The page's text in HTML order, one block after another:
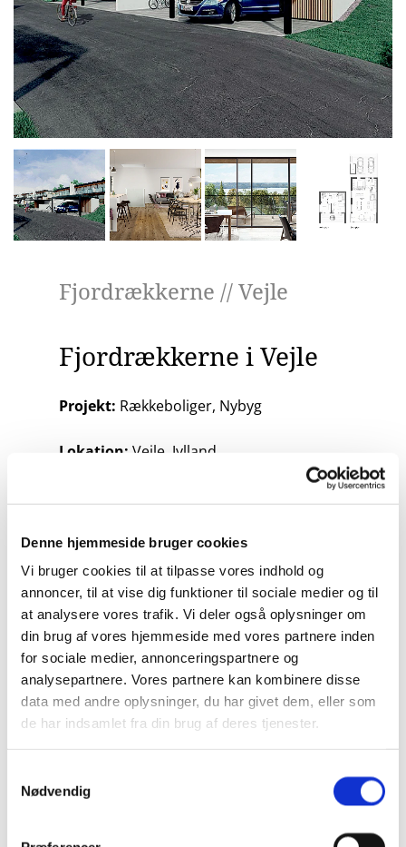
Denne hjemmeside bruger cookies
Vi bruger cookies til at tilpasse vores indhold og
annoncer, til at vise dig funktioner til sociale medier og til
at analysere vores trafik. Vi deler også oplysninger om
din brug af vores hjemmeside med vores partnere inden
for sociale medier, annonceringspartnere og
analysepartnere. Vores partnere kan kombinere disse
data med andre oplysninger, du har givet dem, eller som
de har indsamlet fra din brug af deres tjenester.
Nødvendig
Fjordrækkerne // Vejle
Fjordrækkerne i Vejle
Projekt: Rækkeboliger, Nybyg
Lokation: Vejle, Jylland
Omfang:3950 kvm
Status:Realiseret 2023
Samarbejdspartmere:REKA Group A/S, Oluf
Jørgensen A/s, K.G. Hansen
Fjordrækkerne er placeret i et naturskønt
område i Bredballe, lige uden for Vejle, på en
udsigt over Vejle Fjord. De 24 unikke 2-planshuse
300-400 m², og er placeret i to rækker, enten